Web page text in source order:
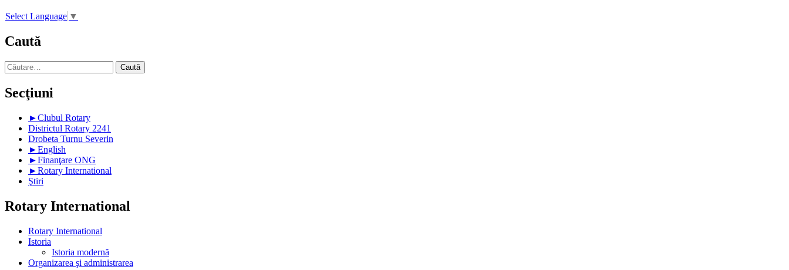
Select Language ▼
Caută
Caută
după:
Secţiuni
►Clubul Rotary
Districtul Rotary 2241
Drobeta Turnu Severin
►English
►Finanţare ONG
►Rotary International
Ştiri
Rotary International
Rotary International
Istoria
Istoria modernă
Organizarea şi administrarea